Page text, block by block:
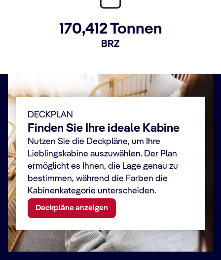
170,412 Tonnen
BRZ
DECKPLAN
Finden Sie Ihre ideale Kabine
Nutzen Sie die Deckpläne, um Ihre
Lieblingskabine auszuwählen. Der Plan
ermöglicht es Ihnen, die Lage genau zu
bestimmen, während die Farben die
Kabinenkategorie unterscheiden.
Deckpläne anzeigen